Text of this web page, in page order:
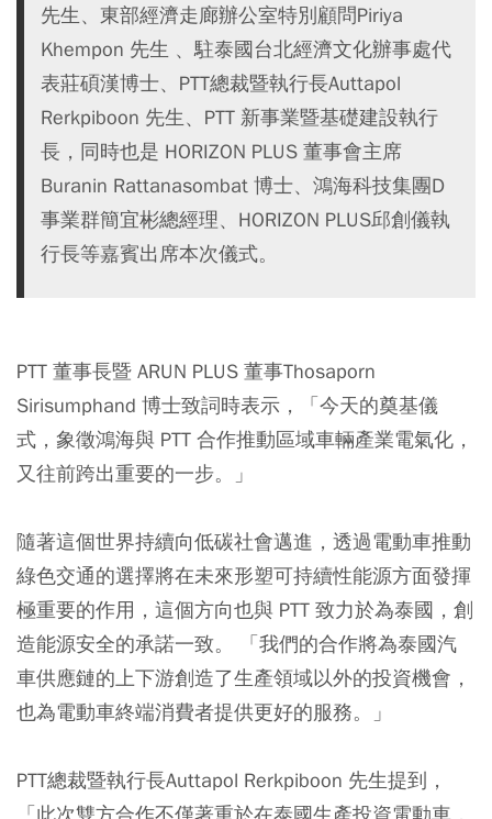
先生、東部經濟走廊辦公室特別顧問Piriya
Khempon 先生 、駐泰國台北經濟文化辦事處代
表莊碩漢博士、PTT總裁暨執行長Auttapol
Rerkpiboon 先生、PTT 新事業暨基礎建設執行
長，同時也是 HORIZON PLUS 董事會主席
Buranin Rattanasombat 博士、鴻海科技集團D
事業群簡宜彬總經理、HORIZON PLUS邱創儀執
行長等嘉賓出席本次儀式。
PTT 董事長暨 ARUN PLUS 董事Thosaporn
Sirisumphand 博士致詞時表示，「今天的奠基儀
式，象徵鴻海與 PTT 合作推動區域車輛產業電氣化，
又往前跨出重要的一步。」
隨著這個世界持續向低碳社會邁進，透過電動車推動
綠色交通的選擇將在未來形塑可持續性能源方面發揮
極重要的作用，這個方向也與 PTT 致力於為泰國，創
造能源安全的承諾一致。 「我們的合作將為泰國汽
車供應鏈的上下游創造了生產領域以外的投資機會，
也為電動車終端消費者提供更好的服務。」
PTT總裁暨執行長Auttapol Rerkpiboon 先生提到，
「此次雙方合作不僅著重於在泰國生產投資電動車，